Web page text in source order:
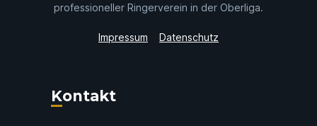
professioneller Ringerverein in der Oberliga.
Impressum Datenschutz
Kontakt